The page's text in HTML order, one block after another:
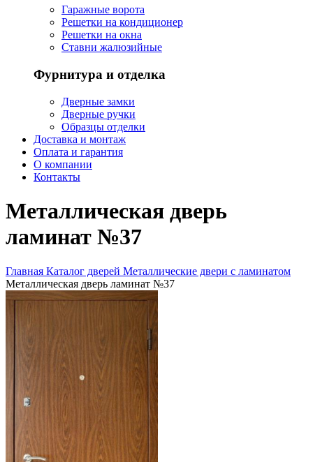
Гаражные ворота
Решетки на кондиционер
Решетки на окна
Ставни жалюзийные
Фурнитура и отделка
Дверные замки
Дверные ручки
Образцы отделки
Доставка и монтаж
Оплата и гарантия
О компании
Контакты
Металлическая дверь
ламинат №37
Главная Каталог дверей Металлические двери с ламинатом
Металлическая дверь ламинат №37